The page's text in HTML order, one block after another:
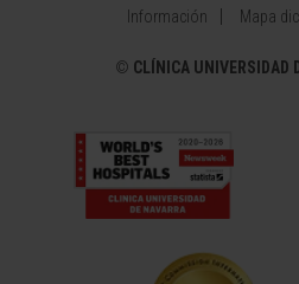
Información
Mapa
© CLÍNICA UNIVERSIDAD